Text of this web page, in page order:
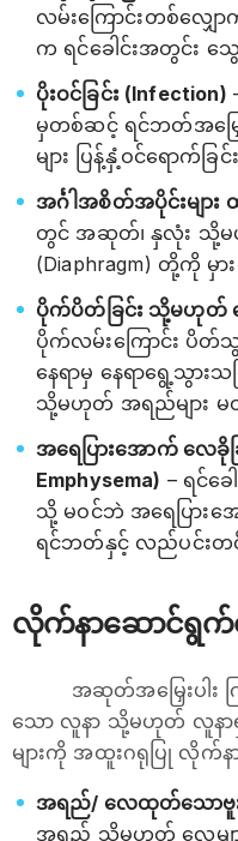
လမ်းကြောင်းတစ်လျှော
က ရင်ခေါင်းအတွင်း သွေ
ပိုးဝင်ခြင်း (Infection)
မှတစ်ဆင့် ရင်ဘတ်အမြှေးပ
များ ပြန့်နှံ့ဝင်ရောက်ခြင်း
အင်္ဂါအစိတ်အပိုင်းများ
တွင် အဆုတ်၊ နှလုံး သို့
(Diaphragm) တို့ကို မှာ
ပိုက်ပိတ်ခြင်း သို့မဟုတ် န
ပိုက်လမ်းကြောင်း ပိ
နေရာမှ နေရာရွေ့သွား
သို့မဟုတ် အရည်များ မ
အရေပြားအောက် လေခိုခ
Emphysema) – ရင်ခ
သို့ မဝင်ဘဲ အရေပြား
ရင်ဘတ်နှင့် လည်ပင်းတဝို
လိုက်နာဆောင်ရွက်
အဆုတ်အမြှေးပါး
သော လူနာ သို့မဟုတ် လူနာရှ
များကို အထူးဂရုပြု လိုက်န
အရည်/ လေထုတ်သောဗူး
အရည် သို့မဟုတ် လေမျာ